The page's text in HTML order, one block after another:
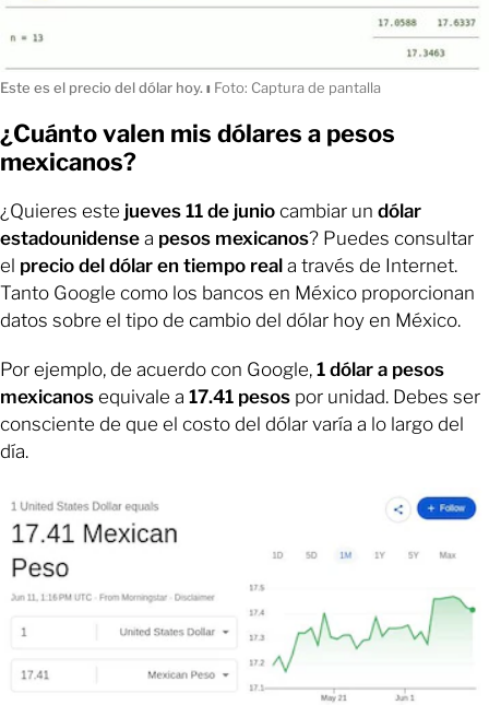
Este es el precio del dólar hoy.ı Foto: Captura de pantalla
¿Cuánto valen mis dólares a pesos
mexicanos?
¿Quieres este jueves 11 de junio cambiar un dólar
estadounidense a pesos mexicanos? Puedes consultar
el precio del dólar en tiempo real a través de Internet.
Tanto Google como los bancos en México proporcionan
datos sobre el tipo de cambio del dólar hoy en México.
Por ejemplo, de acuerdo con Google, 1 dólar a pesos
mexicanos equivale a 17.41 pesos por unidad. Debes ser
consciente de que el costo del dólar varía a lo largo del
día.